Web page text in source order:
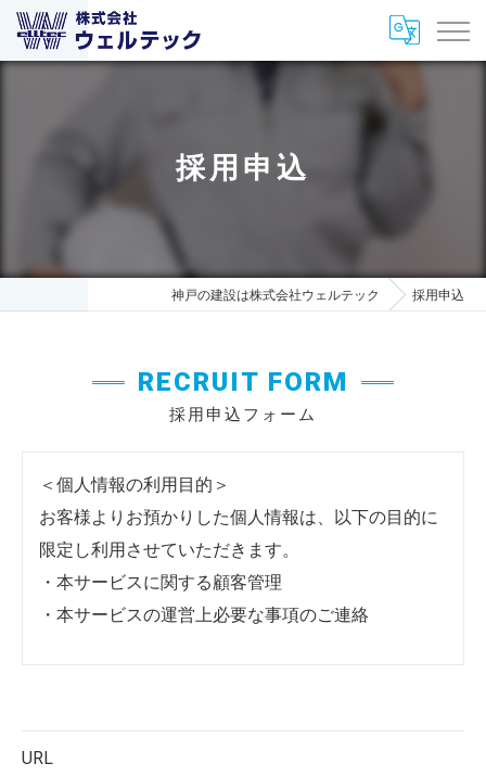
採用申込
神戸の建設は株式会社ウェルテック 採用申込
採用申込フォーム
RECRUIT FORM
＜個人情報の利用目的＞
お客様よりお預かりした個人情報は、以下の目的に
限定し利用させていただきます。
・本サービスに関する顧客管理
・本サービスの運営上必要な事項のご連絡
URL